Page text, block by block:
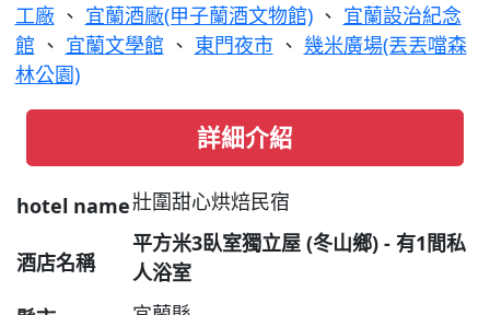
工廠、 宜蘭酒廠(甲子蘭酒文物館)、 宜蘭設治紀念
館 、 宜蘭文學館 、 東門夜市、 幾米廣場(丟丟噹森
林公園)
詳細介紹
hotel name壯圍甜心烘焙民宿
酒店名稱
平方米3臥室獨立屋 (冬山鄉) - 有1間私
人浴室